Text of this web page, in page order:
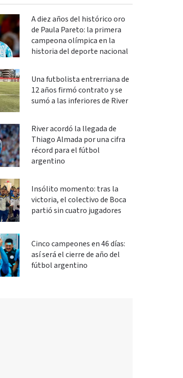
A diez años del histórico oro
de Paula Pareto: la primera
campeona olímpica en la
historia del deporte nacional
Una futbolista entrerriana de
12 años firmó contrato y se
sumó a las inferiores de River
River acordó la llegada de
Thiago Almada por una cifra
récord para el fútbol
argentino
Insólito momento: tras la
victoria, el colectivo de Boca
partió sin cuatro jugadores
Cinco campeones en 46 días:
así será el cierre de año del
fútbol argentino